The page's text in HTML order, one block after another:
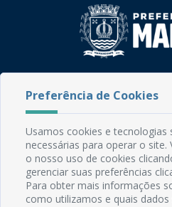
CEP: 58.280-000 -
Email:
Expediente: Segunda à Sexta,
Mapa do Site
Perguntas
Preferência de Cookies
Usamos cookies e tecnologias
necessárias para operar o
o nosso uso de cookies
gerenciar suas preferências
Para obter mais informações
como utilizamos e quais